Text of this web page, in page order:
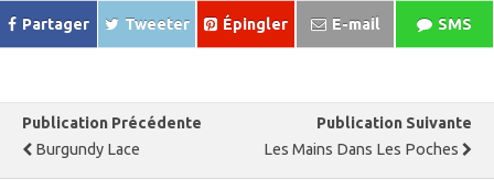
Partager Tweeter Épingler E-mail SMS
Publication Précédente
Burgundy Lace
Publication Suivante
Les Mains Dans Les Poches